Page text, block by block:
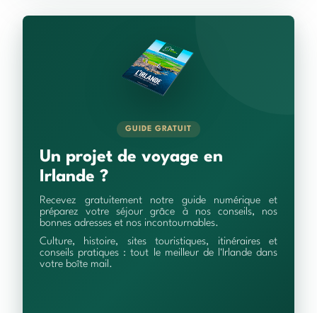
GUIDE GRATUIT
Un projet de voyage en
Irlande ?
Recevez gratuitement notre guide numérique et
préparez votre séjour grâce à nos conseils, nos
bonnes adresses et nos incontournables.
Culture, histoire, sites touristiques, itinéraires et
conseils pratiques : tout le meilleur de l'Irlande dans
votre boîte mail.